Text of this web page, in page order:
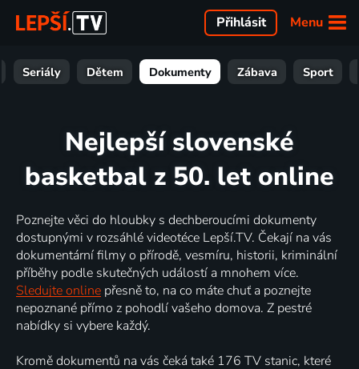
Menu
Přihlásit
Seriály Dětem Dokumenty Zábava Sport
Nejlepší slovenské
basketbal z 50. let online
Poznejte věci do hloubky s dechberoucími dokumenty
dostupnými v rozsáhlé videotéce Lepší.TV. Čekají na vás
dokumentární filmy o přírodě, vesmíru, historii, kriminální
příběhy podle skutečných událostí a mnohem více.
Sledujte online přesně to, na co máte chuť a poznejte
nepoznané přímo z pohodlí vašeho domova. Z pestré
nabídky si vybere každý.
Kromě dokumentů na vás čeká také 176 TV stanic, které